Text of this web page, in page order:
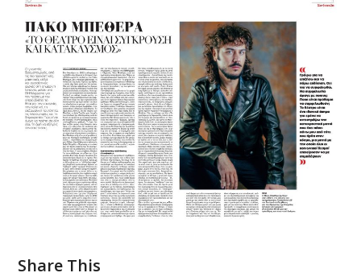
Share This